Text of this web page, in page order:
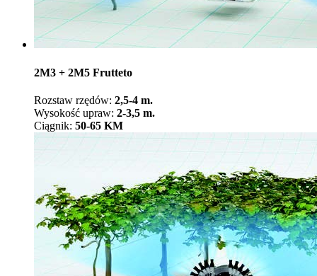
2M3 + 2M5 Frutteto
Rozstaw rzędów: 2,5-4 m.
Wysokość upraw: 2-3,5 m.
Ciągnik: 50-65 KM